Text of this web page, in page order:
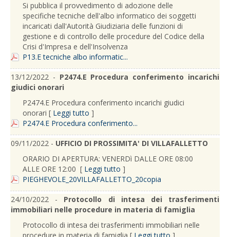
Si pubblica il provvedimento di adozione delle
specifiche tecniche dell'albo informatico dei soggetti
incaricati dall'Autorità Giudiziaria delle funzioni di
gestione e di controllo delle procedure del Codice della
Crisi d'Impresa e dell'Insolvenza
P13.E tecniche albo informatic...
13/12/2022 - P2474.E Procedura conferimento incarichi
giudici onorari
P2474.E Procedura conferimento incarichi giudici
onorari [ Leggi tutto ]
P2474.E Procedura conferimento...
09/11/2022 - UFFICIO DI PROSSIMITA' DI VILLAFALLETTO
ORARIO DI APERTURA: VENERDì DALLE ORE 08:00
ALLE ORE 12:00 [ Leggi tutto ]
PIEGHEVOLE_20VILLAFALLETTO_20copia
24/10/2022 - Protocollo di intesa dei trasferimenti
immobiliari nelle procedure in materia di famiglia
Protocollo di intesa dei trasferimenti immobiliari nelle